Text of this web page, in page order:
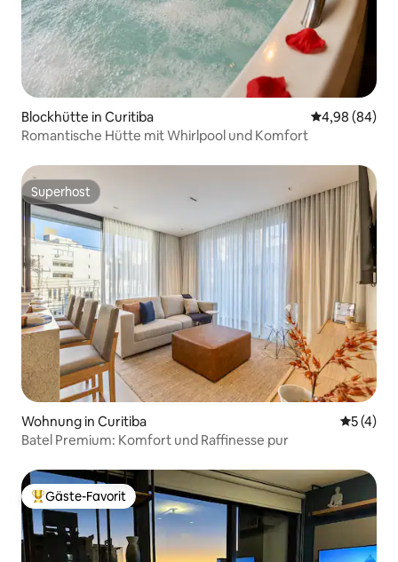
Blockhütte in Curitiba
4,98 (84)
Romantische Hütte mit Whirlpool und Komfort
Superhost
Superhost
Wohnung in Curitiba
5 (4)
Batel Premium: Komfort und Raffinesse pur
Beliebter Gäste-Favorit.
Gäste-Favorit